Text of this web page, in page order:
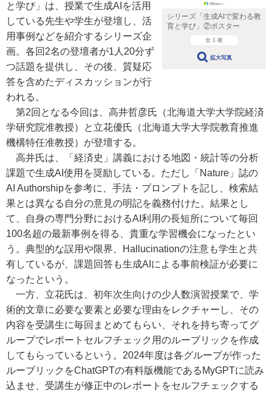
シリーズ「生成AIで変わる教
育と学び」②ポスター
全 1 枚
拡大写真
と学び」は、授業で生成AIを活用
している先生や学生が登壇し、活
用事例などを紹介するシリーズ企
画。各回2名の登壇者が1人20分ず
つ話題を提供し、その後、質疑応
答を含めたディスカッションが行
われる。
第2回となる今回は、高井哲彦氏（北海道大学大学院経済
学研究院准教授）と立花優氏（北海道大学大学院教育推進
機構特任准教授）が登壇する。
高井氏は、「経済史」講義における地図・統計等の分析
課題で生成AI使用を奨励している。ただし「Nature」誌の
AI Authorshipを参考に、手法・プロンプトを記し、検索結
果とは異なる自分の意見の明記を義務付けた。結果とし
て、自身の専門分野におけるAI利用の長短所について毎回
100名超の最新事例を得る、貴重な学習機会になったとい
う。典型的な誤用や限界、Hallucinationの注意も学生と共
有しているが、課題回答も生成AIによる事前検証が必要に
なったという。
一方、立花氏は、初年次生向けの少人数演習授業で、学
術的文章に必要な要素と必要な理由をレクチャーし、その
内容を受講生に毎回まとめてもらい、それを持ち寄ってグ
ループでレポートセルフチェック用のルーブリックを作成
してもらっているという。2024年度は各グループが作った
ルーブリックをChatGPTの有料版機能であるMyGPTに読み
込ませ、受講生が修正中のレポートをセルフチェックする